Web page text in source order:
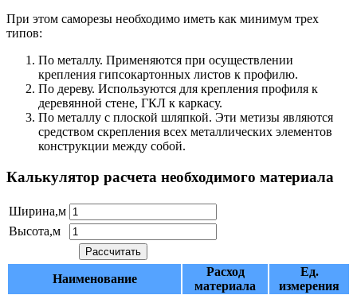
При этом саморезы необходимо иметь как минимум трех
типов:
По металлу. Применяются при осуществлении
крепления гипсокартонных листов к профилю.
По дереву. Используются для крепления профиля к
деревянной стене, ГКЛ к каркасу.
По металлу с плоской шляпкой. Эти метизы являются
средством скрепления всех металлических элементов
конструкции между собой.
Калькулятор расчета необходимого материала
Ширина,м
Высота,м
Наименование
Расход
материала
Ед.
измерения